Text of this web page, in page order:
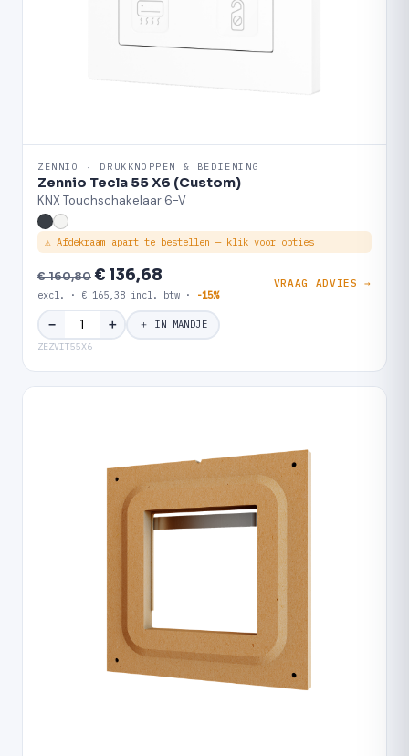
ZENNIO · DRUKKNOPPEN & BEDIENING
Zennio Tecla 55 X6 (Custom)
KNX Touchschakelaar 6-V
⚠ Afdekraam apart te bestellen — klik voor opties
€ 160,80€ 136,68
excl. · € 165,38 incl. btw · -15%
VRAAG ADVIES →
− ＋ ＋ IN MANDJE
ZEZVIT55X6